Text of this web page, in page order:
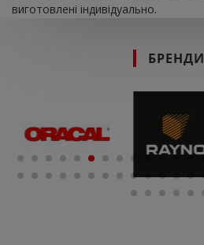
виготовлені індивідуально.
БРЕНДИ